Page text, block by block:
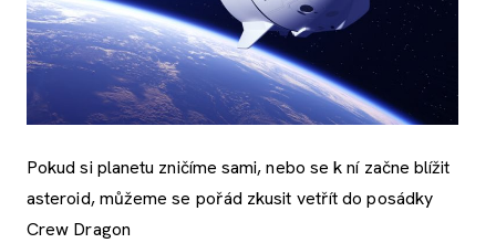
Pokud si planetu zničíme sami, nebo se k ní začne blížit
asteroid, můžeme se pořád zkusit vetřít do posádky
Crew Dragon